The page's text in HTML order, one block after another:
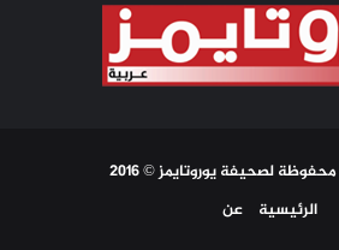
لصحيفة يوروتايمز © 2016
الرئيسية
عن